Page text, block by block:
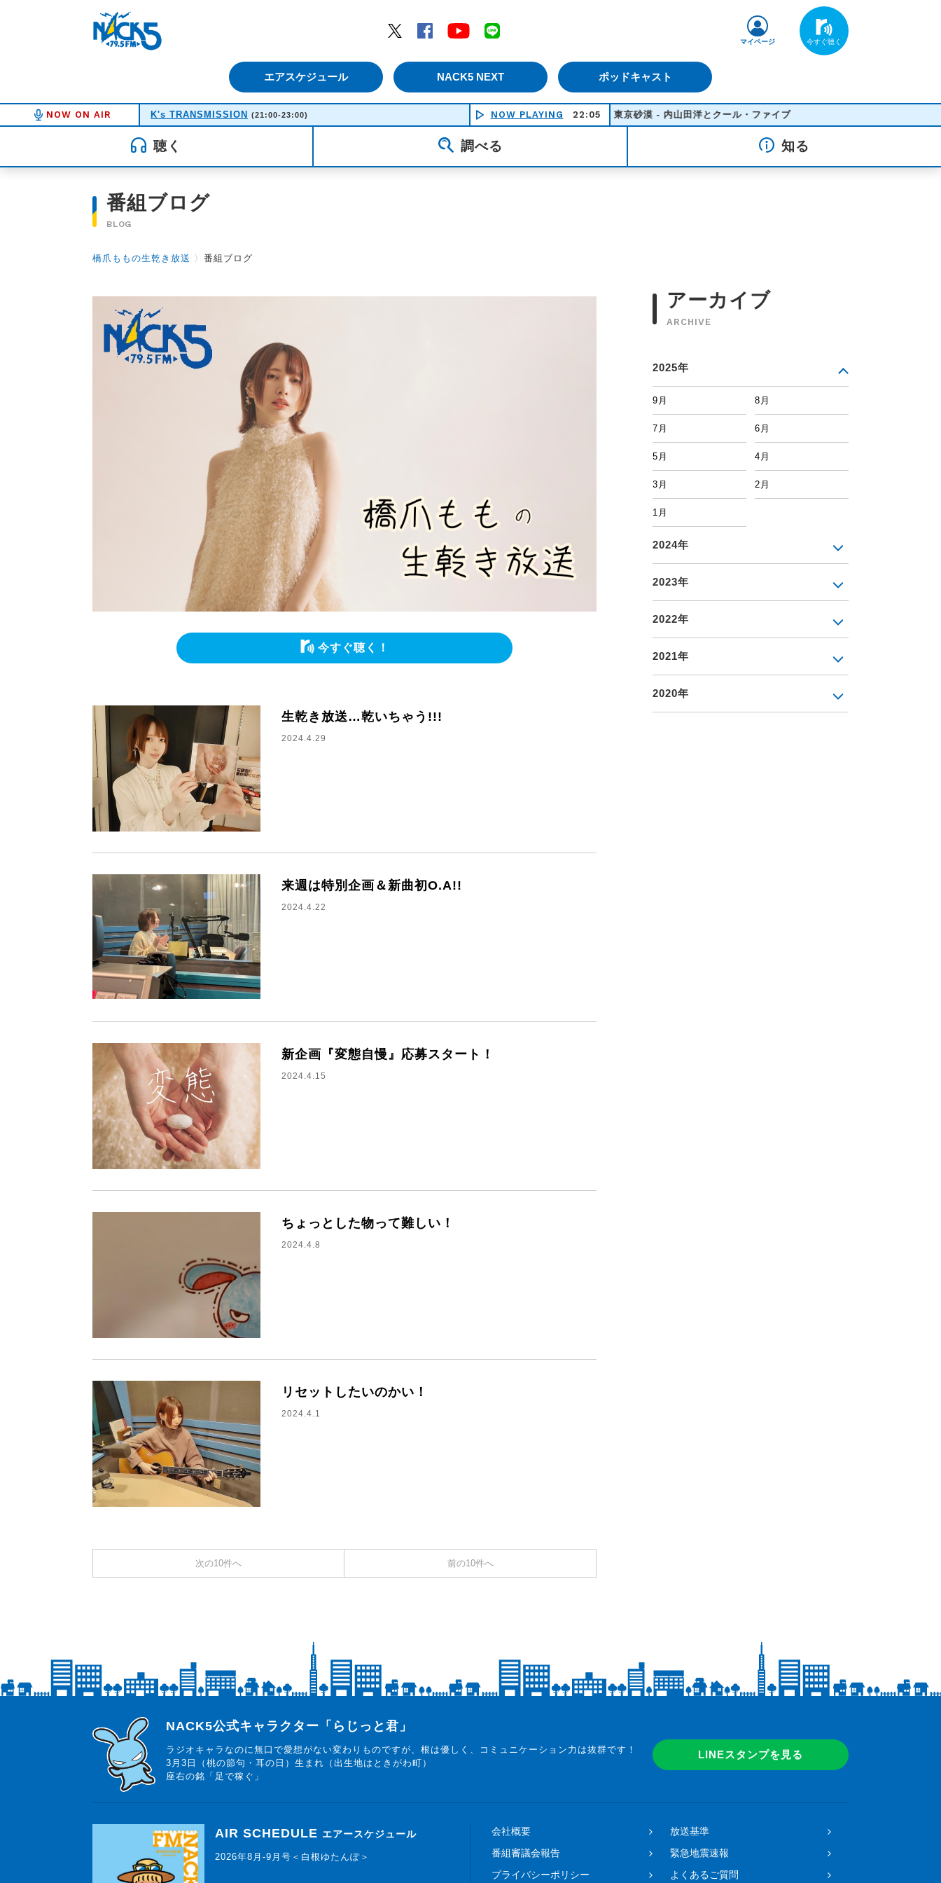
Twitter
Facebook YouTube
エアスケジュール NACK5 NEXT ポッドキャスト
マイページ
NOW ON AIR K's TRANSMISSION (21:00-23:00) NOW PLAYING 22:05
東京砂漠 - 内山田洋とクール・ファイブ
聴く 調べる 知る
番組ブログ
BLOG
橋爪ももの生乾き放送 〉 番組ブログ
今すぐ聴く！
生乾き放送…乾いちゃう!!!
2024.4.29
来週は特別企画＆新曲初O.A!!
2024.4.22
新企画『変態自慢』応募スタート！
2024.4.15
ちょっとした物って難しい！
2024.4.8
リセットしたいのかい！
2024.4.1
次の10件へ 前の10件へ
アーカイブ
ARCHIVE
2025年
9月 8月
7月 6月
5月 4月
3月 2月
1月
2024年
2023年
2022年
2021年
2020年
らじっと君
NACK5公式キャラクター「らじっと君」
ラジオキャラなのに無口で愛想がない変わりものですが、根は優しく、コミュニケーション力は抜群です！
3月3日（桃の節句・耳の日）生まれ（出生地はときがわ町）
座右の銘「足で稼ぐ」
LINEスタンプを見る
AIR SCHEDULE エアースケジュール
2026年8月-9月号＜白根ゆたんぽ＞
会社概要
放送基準
番組審議会報告
緊急地震速報
プライバシーポリシー
よくあるご質問